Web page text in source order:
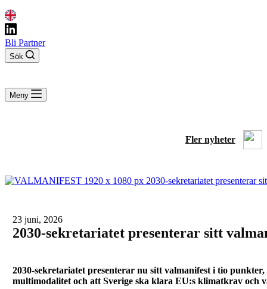
Bli Partner
Sök
Meny
Fler nyheter
23 juni, 2026
2030-sekretariatet presenterar sitt
2030-sekretariatet presenterar nu sitt valmanifest i tio
multimodalitet och att Sverige ska klara EU:s klimatkrav och